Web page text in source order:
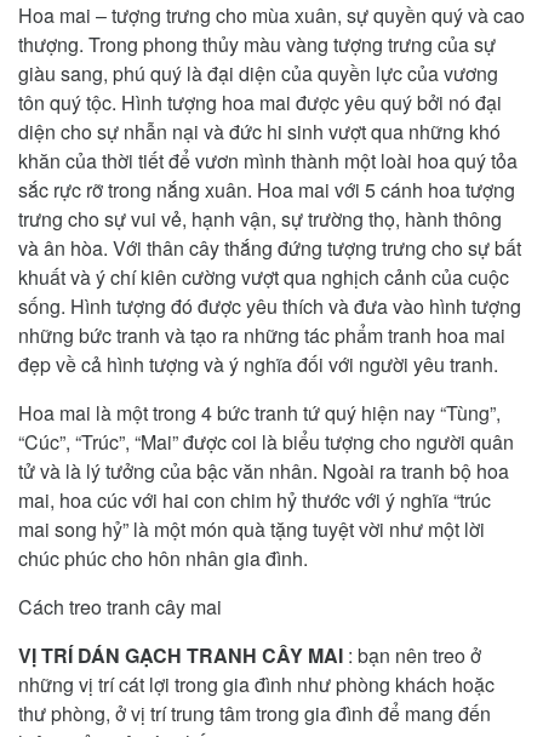
Hoa mai – tượng trưng cho mùa xuân, sự quyền quý và cao
thượng. Trong phong thủy màu vàng tượng trưng của sự
giàu sang, phú quý là đại diện của quyền lực của vương
tôn quý tộc. Hình tượng hoa mai được yêu quý bởi nó đại
diện cho sự nhẫn nại và đức hi sinh vượt qua những khó
khăn của thời tiết để vươn mình thành một loài hoa quý tỏa
sắc rực rỡ trong nắng xuân. Hoa mai với 5 cánh hoa tượng
trưng cho sự vui vẻ, hạnh vận, sự trường thọ, hành thông
và ân hòa. Với thân cây thắng đứng tượng trưng cho sự bất
khuất và ý chí kiên cường vượt qua nghịch cảnh của cuộc
sống. Hình tượng đó được yêu thích và đưa vào hình tượng
những bức tranh và tạo ra những tác phẩm tranh hoa mai
đẹp về cả hình tượng và ý nghĩa đối với người yêu tranh.
Hoa mai là một trong 4 bức tranh tứ quý hiện nay “Tùng”,
“Cúc”, “Trúc”, “Mai” được coi là biểu tượng cho người quân
tử và là lý tưởng của bậc văn nhân. Ngoài ra tranh bộ hoa
mai, hoa cúc với hai con chim hỷ thước với ý nghĩa “trúc
mai song hỷ” là một món quà tặng tuyệt vời như một lời
chúc phúc cho hôn nhân gia đình.
Cách treo tranh cây mai
VỊ TRÍ DÁN GẠCH TRANH CÂY MAI : bạn nên treo ở
những vị trí cát lợi trong gia đình như phòng khách hoặc
thư phòng, ở vị trí trung tâm trong gia đình để mang đến